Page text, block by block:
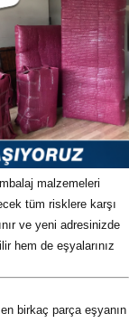
malzemeleri
tüm risklere karşı
ve yeni adresinizde
hem de eşyalarınız
birkaç parça eşyanın